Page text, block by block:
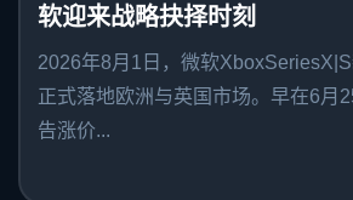
软迎来战略抉择时刻
2026年8月1日，微软
正式落地欧洲与英国市场。早在6月
告涨价...